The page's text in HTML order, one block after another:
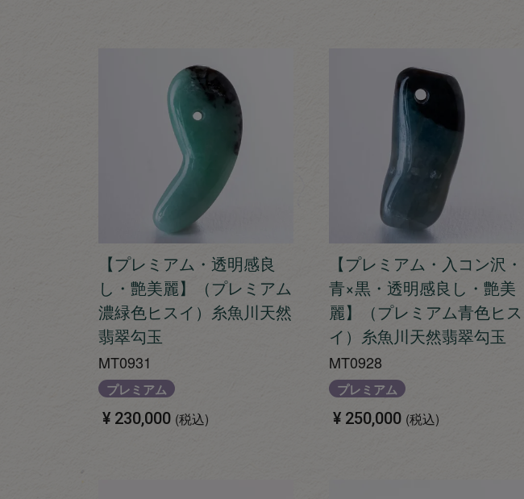
【プレミアム・透明感良
し・艶美麗】（プレミアム
濃緑色ヒスイ）糸魚川天然
翡翠勾玉
MT0931
プレミアム
¥ 230,000 税込
【プレミアム・入コン沢・
青×黒・透明感良し・艶美
麗】（プレミアム青色ヒス
イ）糸魚川天然翡翠勾玉
MT0928
プレミアム
¥ 250,000 税込